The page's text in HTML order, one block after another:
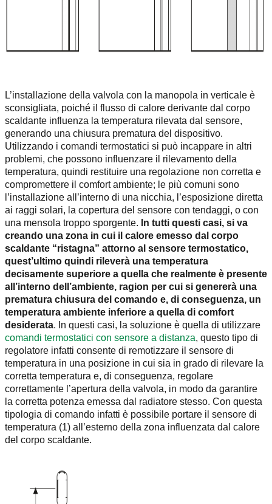
L’installazione della valvola con la manopola in verticale è
sconsigliata, poiché il flusso di calore derivante dal corpo
scaldante influenza la temperatura rilevata dal sensore,
generando una chiusura prematura del dispositivo.
Utilizzando i comandi termostatici si può incappare in altri
problemi, che possono influenzare il rilevamento della
temperatura, quindi restituire una regolazione non corretta e
compromettere il comfort ambiente; le più comuni sono
l’installazione all’interno di una nicchia, l’esposizione diretta
ai raggi solari, la copertura del sensore con tendaggi, o con
una mensola troppo sporgente. In tutti questi casi, si va
creando una zona in cui il calore emesso dal corpo
scaldante “ristagna” attorno al sensore termostatico,
quest’ultimo quindi rileverà una temperatura
decisamente superiore a quella che realmente è presente
all’interno dell’ambiente, ragion per cui si genererà una
prematura chiusura del comando e, di conseguenza, un
temperatura ambiente inferiore a quella di comfort
desiderata. In questi casi, la soluzione è quella di utilizzare
comandi termostatici con sensore a distanza, questo tipo di
regolatore infatti consente di remotizzare il sensore di
temperatura in una posizione in cui sia in grado di rilevare la
corretta temperatura e, di conseguenza, regolare
correttamente l’apertura della valvola, in modo da garantire
la corretta potenza emessa dal radiatore stesso. Con questa
tipologia di comando infatti è possibile portare il sensore di
temperatura (1) all’esterno della zona influenzata dal calore
del corpo scaldante.